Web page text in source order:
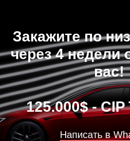
Закажите по
через 4 недели
вас!
125.000$ -
Написать в